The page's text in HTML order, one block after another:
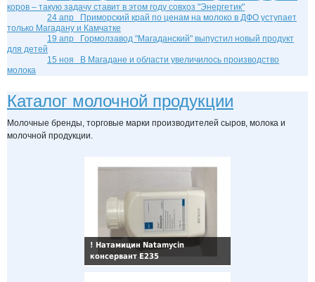
коров – такую задачу ставит в этом году совхоз "Энергетик"
24 апр Приморский край по ценам на молоко в ДФО уступает
только Магадану и Камчатке
19 апр Гормолзавод "Магаданский" выпустил новый продукт
для детей
15 ноя В Магадане и области увеличилось производство
молока
Каталог молочной продукции
Молочные бренды, торговые марки производителей сыров, молока и
молочной продукции.
! Натамицин Natamycin
консервант Е235